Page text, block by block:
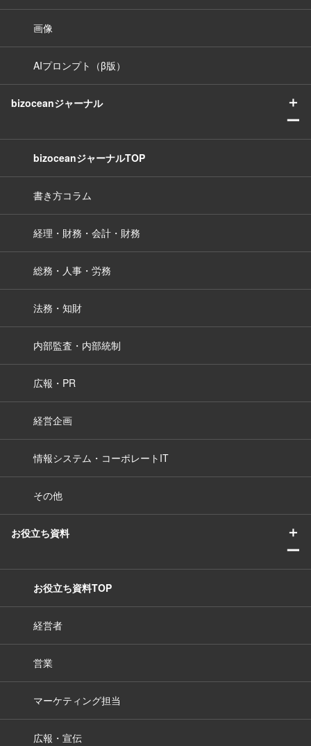
画像
AIプロンプト（β版）
bizoceanジャーナル
＋
ー
bizoceanジャーナルTOP
書き方コラム
経理・財務・会計・財務
総務・人事・労務
法務・知財
内部監査・内部統制
広報・PR
経営企画
情報システム・コーポレートIT
その他
お役立ち資料
＋
ー
お役立ち資料TOP
経営者
営業
マーケティング担当
広報・宣伝